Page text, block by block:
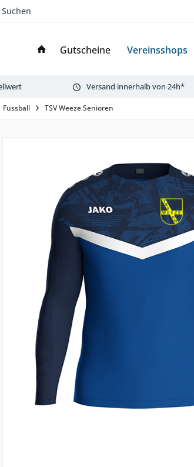
Suchen
Gutscheine Vereinsshops
Versand innerhalb von 24h*
Fussball TSV Weeze Senioren